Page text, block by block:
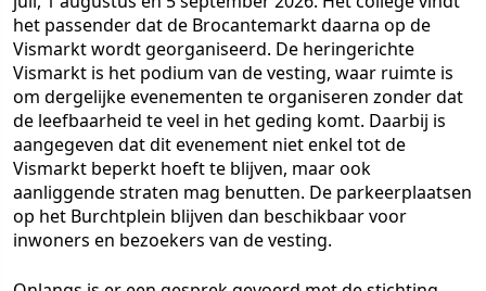
het passender dat de Brocantemarkt daarna op de
Vismarkt wordt georganiseerd. De heringerichte
Vismarkt is het podium van de vesting, waar ruimte is
om dergelijke evenementen te organiseren zonder dat
de leefbaarheid te veel in het geding komt. Daarbij is
aangegeven dat dit evenement niet enkel tot de
Vismarkt beperkt hoeft te blijven, maar ook
aanliggende straten mag benutten. De parkeerplaatsen
op het Burchtplein blijven dan beschikbaar voor
inwoners en bezoekers van de vesting.